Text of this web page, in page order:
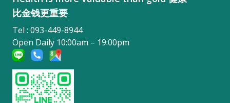
比金钱更重要
Tel : 093-449-8944
Open Daily 10:00am – 19:00pm